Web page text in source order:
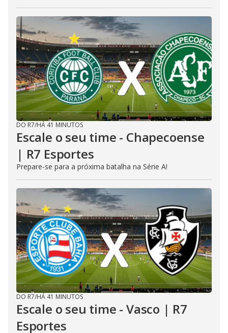
DO R7/HÁ 41 MINUTOS
Escale o seu time - Chapecoense
| R7 Esportes
Prepare-se para a próxima batalha na Série A!
DO R7/HÁ 41 MINUTOS
Escale o seu time - Vasco | R7
Esportes